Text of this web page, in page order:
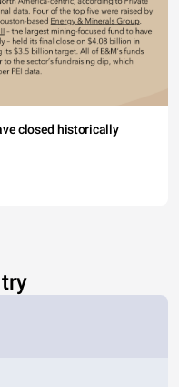
closed historically